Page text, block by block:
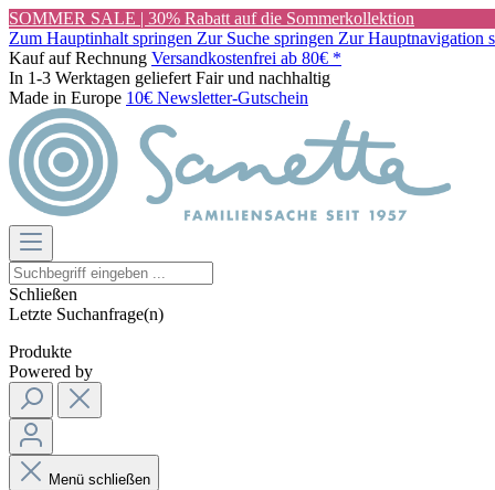
SOMMER SALE | 30% Rabatt auf die Sommerkollektion
Zum Hauptinhalt springen Zur Suche springen Zur Hauptnavigation
Kauf auf Rechnung Versandkostenfrei ab 80€ *
In 1-3 Werktagen geliefert Fair und nachhaltig
Made in Europe 10€ Newsletter-Gutschein
Schließen
Letzte Suchanfrage(n)
Produkte
Powered by
Menü schließen